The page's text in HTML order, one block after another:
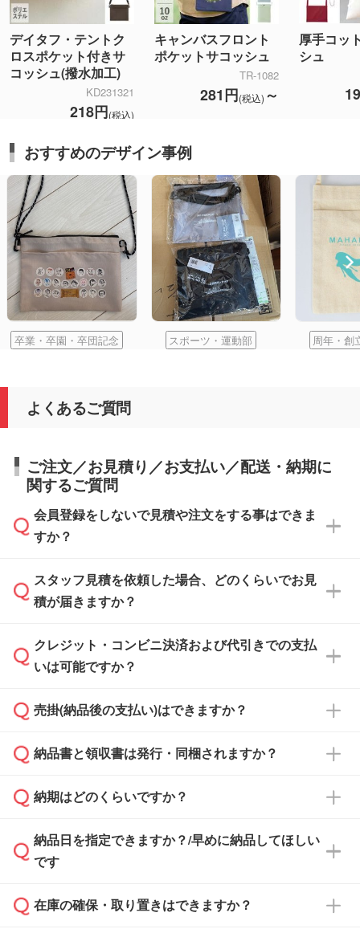
デイタフ・テントク
ロスポケット付きサ
コッシュ(撥水加工)
KD231321
218円(税込)
キャンバスフロント
ポケットサコッシュ
TR-1082
281円(税込) ～
厚手コッ
シュ
おすすめのデザイン事例
卒業・卒園・卒団記念 スポーツ・運動部 周年・創
よくあるご質問
ご注文／お見積り／お支払い／配送・納期に
関するご質問
会員登録をしないで見積や注文をする事はできま
すか？
可能です。見積・注文フォームにて『ゲストの
まま進む』ボタンからお進みのうえ、ご依頼く
スタッフ見積を依頼した場合、どのくらいでお見
積が届きますか？
通常、翌営業日までにお送りしております。混
雑状況によっては、お時間をいただくこともご
依頼いただいた場合は、翌営業日以降のご連絡
クレジット・コンビニ決済および代引きでの支払
いは可能ですか？
銀行振込のみのご対応となります。
売掛(納品後の支払い)はできますか？
基本的には先入金をお願いしておりますが、自
どの場合は、月末締め翌月末払いに対応可能で
また、卒業・卒園記念品で対策委員会や個人様
校や幼稚園・保育園であれば、同様の条件でご
納品書と領収書は発行・同梱されますか？
納品書・領収書は ご依頼をいただいた場合の
ず、通常はPDFデータをメール添付でお送りし
ます。
たは注文フォームの『ご注文に関する備考欄』
納期はどのくらいですか？
・印刷する場合(500個程度)
ご入金、イメージ画像の校了から約2週間～2
納品日を指定できますか？/早めに納品してほしい
です
ご希望の納期がある場合は、お問い合わせ・お
在庫の確保・取り置きはできますか？